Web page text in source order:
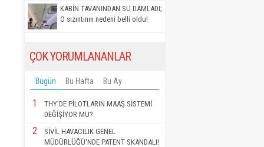
KABİN TAVANINDAN SU DAMLADI;
O sızıntının nedeni belli oldu!
ÇOK YORUMLANANLAR
Bugün Bu Hafta Bu Ay
1
THY’DE PİLOTLARIN MAAŞ SİSTEMİ
DEĞİŞİYOR MU?
2
SİVİL HAVACILIK GENEL
MÜDÜRLÜĞÜ'NDE PATENT SKANDALI!